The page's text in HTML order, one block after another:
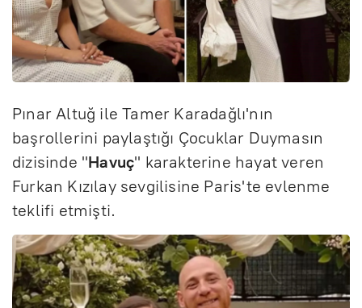
Pınar Altuğ ile Tamer Karadağlı'nın
başrollerini paylaştığı Çocuklar Duymasın
dizisinde "Havuç" karakterine hayat veren
Furkan Kızılay sevgilisine Paris'te evlenme
teklifi etmişti.